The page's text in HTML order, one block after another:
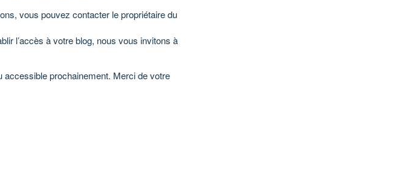
vous pouvez contacter le propriétaire du
l’accès à votre blog, nous vous invitons à
accessible prochainement. Merci de votre